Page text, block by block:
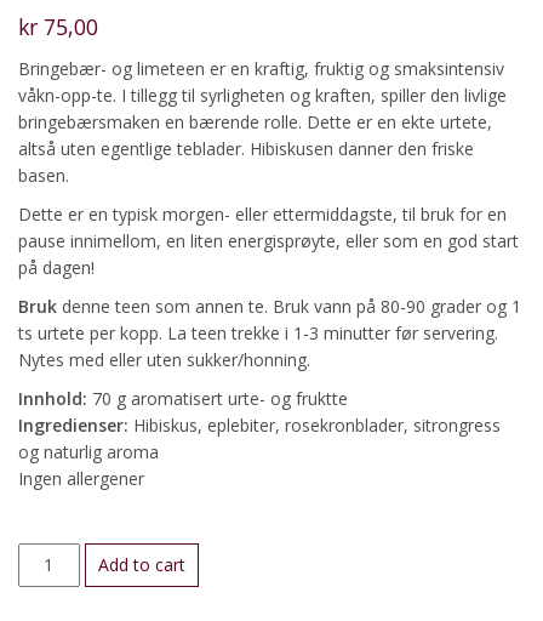
kr 75,00
Bringebær- og limeteen er en kraftig, fruktig og smaksintensiv
våkn-opp-te. I tillegg til syrligheten og kraften, spiller den livlige
bringebærsmaken en bærende rolle. Dette er en ekte urtete,
altså uten egentlige teblader. Hibiskusen danner den friske
basen.
Dette er en typisk morgen- eller ettermiddagste, til bruk for en
pause innimellom, en liten energisprøyte, eller som en god start
på dagen!
Bruk denne teen som annen te. Bruk vann på 80-90 grader og 1
ts urtete per kopp. La teen trekke i 1-3 minutter før servering.
Nytes med eller uten sukker/honning.
Innhold: 70 g aromatisert urte- og fruktte
Ingredienser: Hibiskus, eplebiter, rosekronblader, sitrongress
og naturlig aroma
Ingen allergener
Bringebær-
og
Add to cart